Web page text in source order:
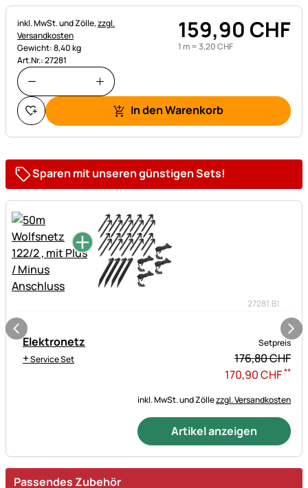
Steuerhinweis:
inkl. MwSt. und Zölle,zzgl.
Versandkosten
Gewicht: 8,40 kg
Art.Nr.: 27281
159,90 CHF
1 m =3,20CHF
In den Warenkorb
Sparen mit unseren günstigen Sets!
27281.B1
Elektronetz
+Service Set
Setpreis
176,80CHF
170,90CHF**
inkl. MwSt. und Zöllezzgl. Versandkosten
Artikel anzeigen
Passendes Zubehör